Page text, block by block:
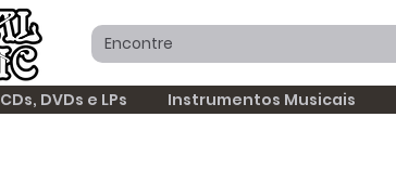
CDs, DVDs e LPs Instrumentos Musicais